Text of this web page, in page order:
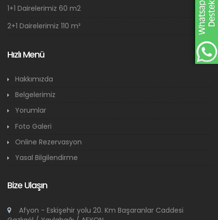
1+1 Dairelerimiz 60 m2
2+1 Dairelerimiz 110 m²
Hızlı Menü
Hakkımızda
Belgelerimiz
Yorumlar
Foto Galeri
Online Rezervasyon
Yasal Bilgilendirme
Bize Ulaşın
Afyon - Eskişehir yolu 20. Km Başaranlar Caddesi